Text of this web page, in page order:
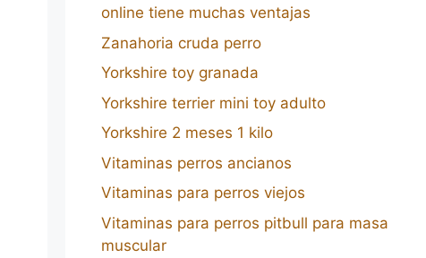
online tiene muchas ventajas
Zanahoria cruda perro
Yorkshire toy granada
Yorkshire terrier mini toy adulto
Yorkshire 2 meses 1 kilo
Vitaminas perros ancianos
Vitaminas para perros viejos
Vitaminas para perros pitbull para masa
muscular